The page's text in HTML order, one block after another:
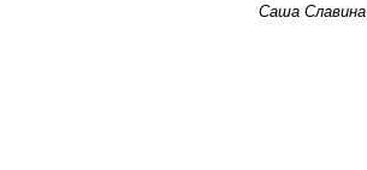
Саша Славина